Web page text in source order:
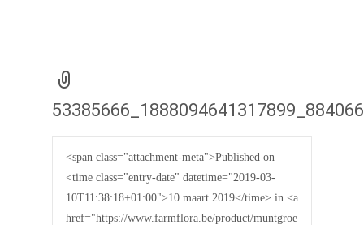
<span class="attachment-meta">Published on
<time class="entry-date" datetime="2019-03-
10T11:38:18+01:00">10 maart 2019</time> in <a
href="https://www.farmflora.be/product/muntgroe